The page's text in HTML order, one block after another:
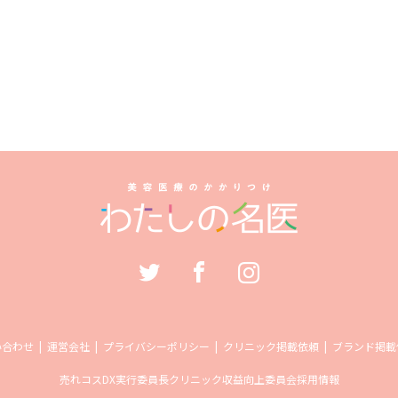
わせ 運営会社 プライバシーポリシー クリニック掲載依頼 ブランド掲
売れコスDX実行委員長クリニック収益向上委員会採用情報